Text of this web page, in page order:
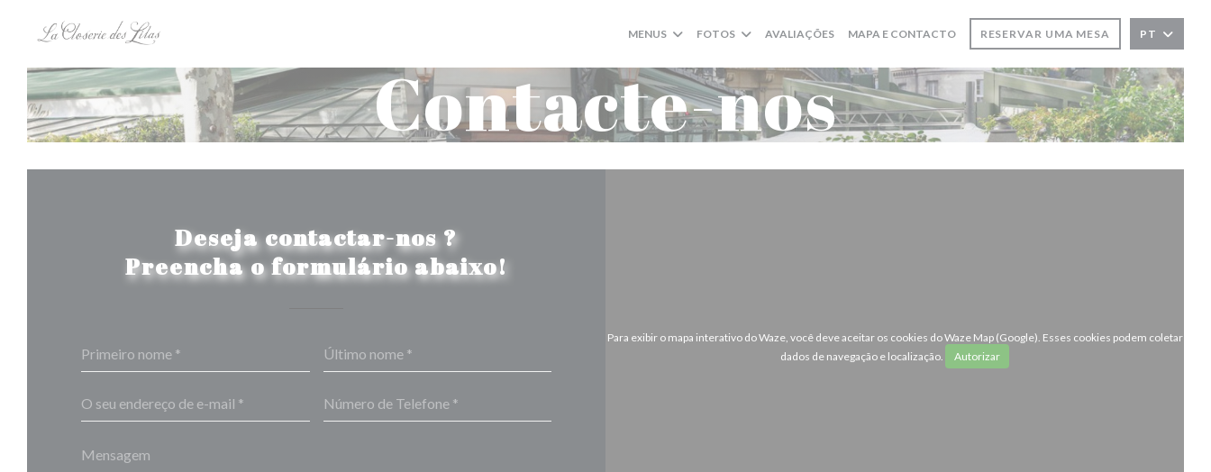
MENUS FOTOS AVALIAÇÕES MAPA E CONTACTO RESERVAR UMA MESA PT
Contacte-nos
Deseja contactar-nos ?
Preencha o formulário abaixo!
Para exibir o mapa interativo do Waze, você deve aceitar os cookies do Waze Map (Google). Esses cookies podem coletar
dados de navegação e localização.
Autorizar